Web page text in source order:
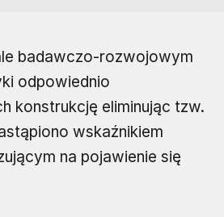
badawczo-rozwojowym
odpowiednio
konstrukcję eliminując tzw.
wskaźnikiem
na pojawienie się